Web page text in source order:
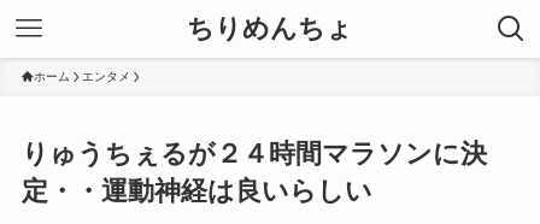
ちりめんちょ
ホーム エンタメ
りゅうちぇるが２４時間マラソンに決
定・・運動神経は良いらしい